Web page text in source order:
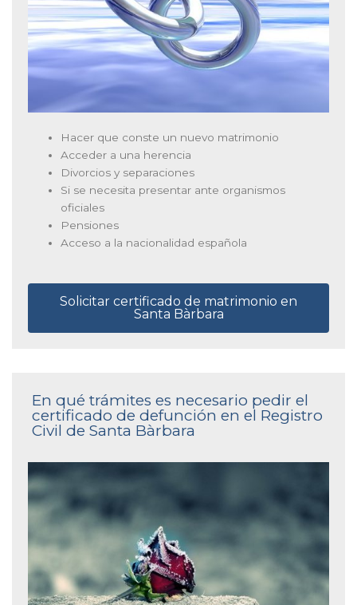
Hacer que conste un nuevo matrimonio
Acceder a una herencia
Divorcios y separaciones
Si se necesita presentar ante organismos
oficiales
Pensiones
Acceso a la nacionalidad española
Solicitar certificado de matrimonio en
Santa Bàrbara
En qué trámites es necesario pedir el
certificado de defunción en el Registro
Civil de Santa Bàrbara